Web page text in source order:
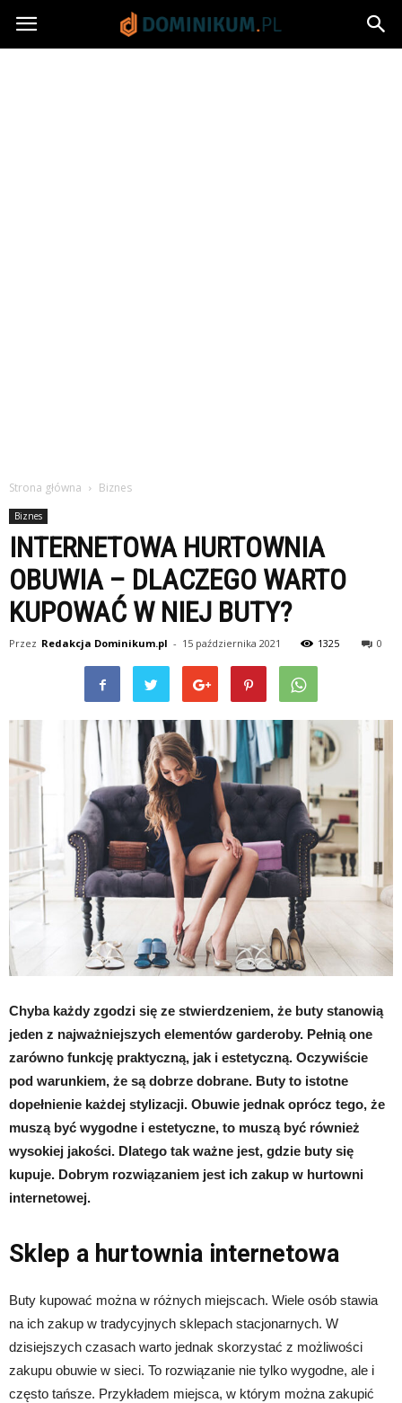
Dominikum.pl
Strona główna Biznes
Biznes
INTERNETOWA HURTOWNIA
OBUWIA – DLACZEGO WARTO
KUPOWAĆ W NIEJ BUTY?
Przez Redakcja Dominikum.pl - 15 października 2021 1325 0
Chyba każdy zgodzi się ze stwierdzeniem, że buty stanowią
jeden z najważniejszych elementów garderoby. Pełnią one
zarówno funkcję praktyczną, jak i estetyczną. Oczywiście
pod warunkiem, że są dobrze dobrane. Buty to istotne
dopełnienie każdej stylizacji. Obuwie jednak oprócz tego, że
muszą być wygodne i estetyczne, to muszą być również
wysokiej jakości. Dlatego tak ważne jest, gdzie buty się
kupuje. Dobrym rozwiązaniem jest ich zakup w hurtowni
internetowej.
Sklep a hurtownia internetowa
Buty kupować można w różnych miejscach. Wiele osób stawia
na ich zakup w tradycyjnych sklepach stacjonarnych. W
dzisiejszych czasach warto jednak skorzystać z możliwości
zakupu obuwie w sieci. To rozwiązanie nie tylko wygodne, ale i
często tańsze. Przykładem miejsca, w którym można zakupić